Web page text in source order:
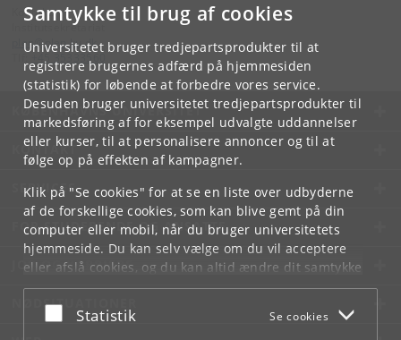
Samtykke til brug af cookies
Universitetet bruger tredjepartsprodukter til at
registrere brugernes adfærd på hjemmesiden
(statistik) for løbende at forbedre vores service.
Desuden bruger universitetet tredjepartsprodukter til
markedsføring af for eksempel udvalgte uddannelser
eller kurser, til at personalisere annoncer og til at
følge op på effekten af kampagner.
Klik på "Se cookies" for at se en liste over udbyderne
af de forskellige cookies, som kan blive gemt på din
computer eller mobil, når du bruger universitetets
hjemmeside. Du kan selv vælge om du vil acceptere
eller afslå cookies, og du kan altid ændre dit samtykke
underCookie- og privatlivspolitiksom du finder i
bunden af hver side.
Acceptér eller afslå
Statistik Se cookies
Kontakt:
Institutsekretariat
plen@plen.ku.dk
KØBENHAVNS UNIVERSITET
KONTAKT
SERVICES
FOR STUDERENDE OG ANSATTE
JOB OG KARRIERE
NØDSITUATIONER